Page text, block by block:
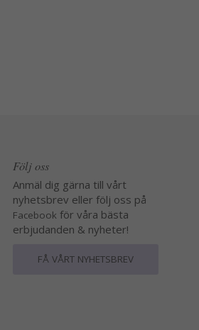
Följ oss
Anmäl dig gärna till vårt
nyhetsbrev eller följ oss på
Facebook för våra bästa
erbjudanden & nyheter!
FÅ VÅRT NYHETSBREV